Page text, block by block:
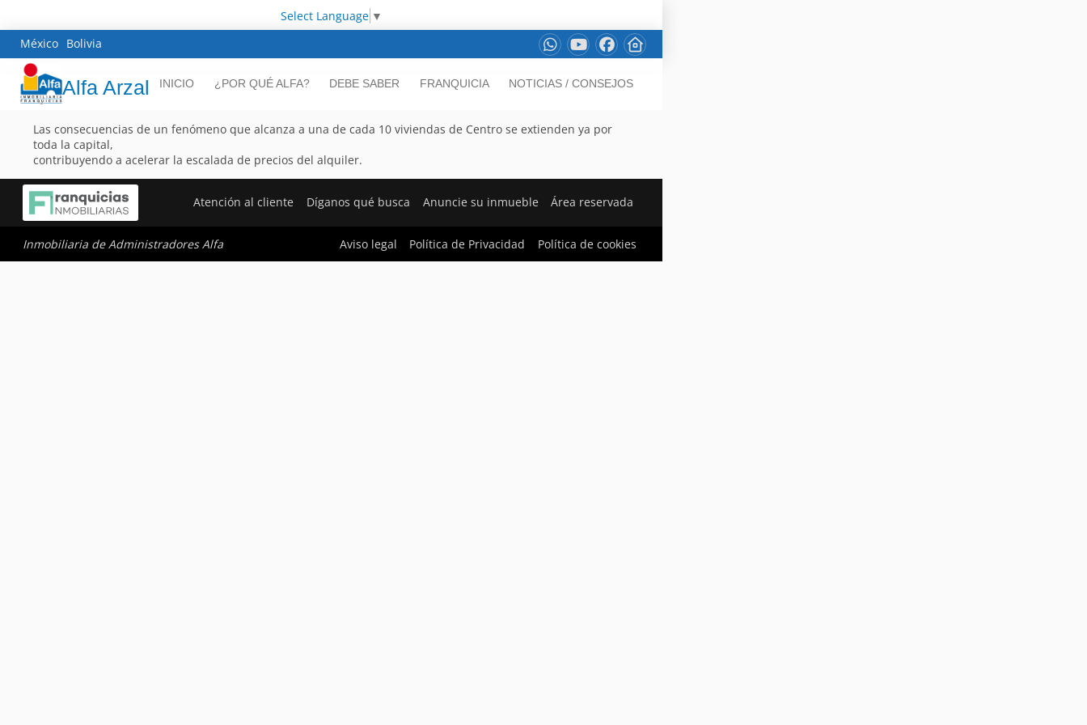
Select Language ▼
México Bolivia
Alfa Arzal INICIO ¿POR QUÉ ALFA? DEBE SABER FRANQUICIA NOTICIAS / CONSEJOS
Las consecuencias de un fenómeno que alcanza a una de cada 10 viviendas de Centro se extienden ya por
toda la capital,
contribuyendo a acelerar la escalada de precios del alquiler.
Atención al cliente Díganos qué busca Anuncie su inmueble Área reservada
Inmobiliaria de Administradores Alfa Aviso legal Política de Privacidad Política de cookies